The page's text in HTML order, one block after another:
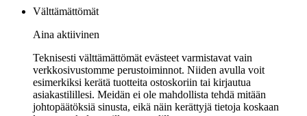
Välttämättömät
Aina aktiivinen
Teknisesti välttämättömät evästeet varmistavat vain
verkkosivustomme perustoiminnot. Niiden avulla voit
esimerkiksi kerätä tuotteita ostoskoriin tai kirjautua
asiakastilillesi. Meidän ei ole mahdollista tehdä mitään
johtopäätöksiä sinusta, eikä näin kerättyjä tietoja koskaan